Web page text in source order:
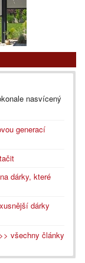
nasvícený
generací
dárky, které
dárky
>> všechny články